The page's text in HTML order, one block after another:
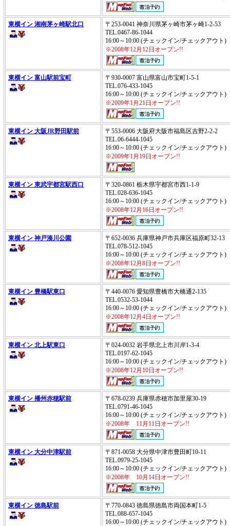
東横イン 湘南茅ヶ崎駅北口
〒253-0041 神奈川県茅ヶ崎市茅ヶ崎1-2-53
TEL.0467-86-1044
16:00～10:00 (チェックイン/チェックアウ
※2008年12月12日オープン!!
東横イン 富山駅前宝町
〒930-0007 富山県富山市宝町1-5-1
TEL.076-433-1045
16:00～10:00 (チェックイン/チェックアウ
※2009年1月21日オープン!!
東横イン 大阪JR野田駅前
〒553-0006 大阪府大阪市福島区吉野2-2-2
TEL.06-6444-1045
16:00～10:00 (チェックイン/チェックアウ
※2009年1月19日オープン!!
東横イン 東武宇都宮駅西口
〒320-0861 栃木県宇都宮市西1-1-9
TEL.028-636-1045
16:00～10:00 (チェックイン/チェックアウ
※2008年12月16日オープン!!
東横イン 神戸湊川公園
〒652-0036 兵庫県神戸市兵庫区福原町32-
TEL.078-512-1045
16:00～10:00 (チェックイン/チェックアウ
※2008年12月8日オープン!!
東横イン 豊橋駅東口
〒440-0076 愛知県豊橋市大橋通2-135
TEL.0532-53-1044
16:00～10:00 (チェックイン/チェックアウ
※2008年12月4日オープン!!
東横イン 北上駅東口
〒024-0032 岩手県北上市川岸1-3-4
TEL.0197-62-1045
16:00～10:00 (チェックイン/チェックアウ
※2008年12月10日オープン!!
東横イン 播州赤穂駅前
〒678-0239 兵庫県赤穂市加里屋30-19
TEL.0791-46-1045
16:00～10:00 (チェックイン/チェックアウ
※2008年 11月11日オープン!!
東横イン 大分中津駅前
〒871-0058 大分県中津市豊田町10-11
TEL.0979-25-1045
16:00～10:00 (チェックイン/チェックアウ
※2008年 10月14日オープン!!
東横イン 徳島駅前
〒770-0843 徳島県徳島市両国本町1-5
TEL.088-657-1045
16:00～10:00 (チェックイン/チェックアウ